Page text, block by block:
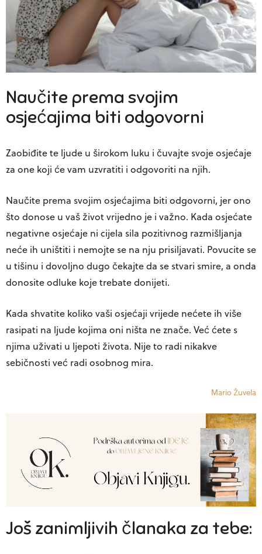
Naučite prema svojim
osjećajima biti odgovorni
Zaobiđite te ljude u širokom luku i čuvajte svoje osjećaje
za one koji će vam uzvratiti i odgovoriti na njih.
Naučite prema svojim osjećajima biti odgovorni, jer ono
što donose u vaš život vrijedno je i važno. Kada osjećate
negativne osjećaje ni cijela sila pozitivnog razmišljanja
neće ih uništiti i nemojte se na nju prisiljavati. Povucite se
u tišinu i dovoljno dugo čekajte da se stvari smire, a onda
donosite odluke koje trebate donijeti.
Kada shvatite koliko vaši osjećaji vrijede nećete ih više
rasipati na ljude kojima oni ništa ne znače. Već ćete s
njima uživati u ljepoti života. Nije to radi nikakve
sebičnosti već radi osobnog mira.
Mario Žuvela
Još zanimljivih članaka za tebe: